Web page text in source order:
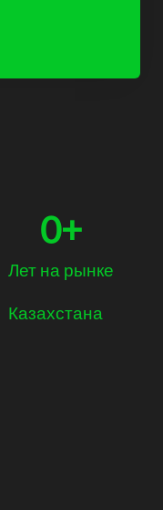
Лет на рынке
Казахстана
0+